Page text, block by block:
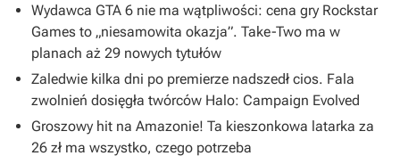
Wydawca GTA 6 nie ma wątpliwości: cena gry Rockstar
Games to „niesamowita okazja”. Take-Two ma w
planach aż 29 nowych tytułów
Zaledwie kilka dni po premierze nadszedł cios. Fala
zwolnień dosięgła twórców Halo: Campaign Evolved
Groszowy hit na Amazonie! Ta kieszonkowa latarka za
26 zł ma wszystko, czego potrzeba